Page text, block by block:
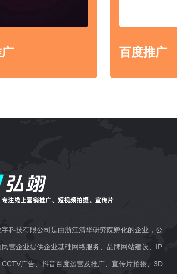
百度推广
科技有限公司是由浙江清华研究院孵化的企业，公
民营企业提供企业基础网络服务、品牌网站建设、IP
CCTV广告、抖音百度运营及推广、宣传片拍摄、3D